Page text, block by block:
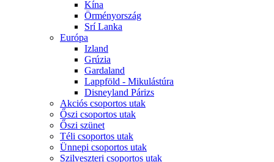
Kína
Örményország
Srí Lanka
Európa
Izland
Grúzia
Gardaland
Lappföld - Mikulástúra
Disneyland Párizs
Akciós csoportos utak
Őszi csoportos utak
Őszi szünet
Téli csoportos utak
Ünnepi csoportos utak
Szilveszteri csoportos utak